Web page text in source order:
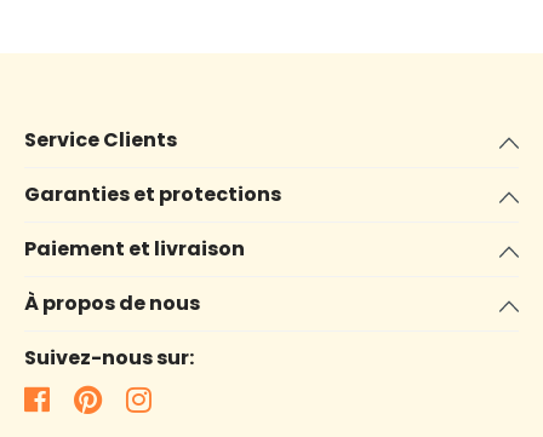
Service Clients
Garanties et protections
Paiement et livraison
À propos de nous
Suivez-nous sur: